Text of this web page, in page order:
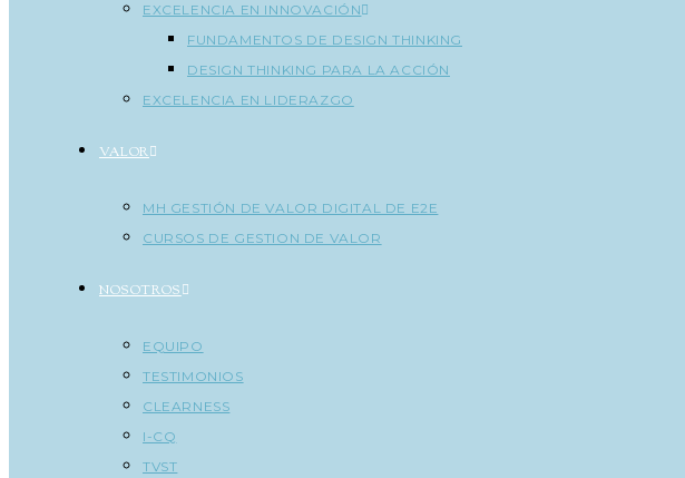
EXCELENCIA EN INNOVACIÓN
FUNDAMENTOS DE DESIGN THINKING
DESIGN THINKING PARA LA ACCIÓN
EXCELENCIA EN LIDERAZGO
VALOR
MH GESTIÓN DE VALOR DIGITAL DE E2E
CURSOS DE GESTION DE VALOR
NOSOTROS
EQUIPO
TESTIMONIOS
CLEARNESS
I-CQ
TVST